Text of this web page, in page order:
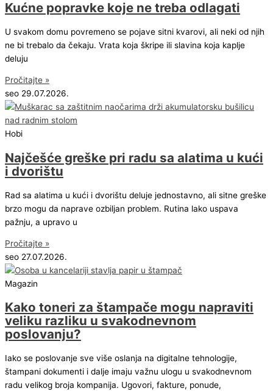
Kućne popravke koje ne treba odlagati
U svakom domu povremeno se pojave sitni kvarovi, ali neki od njih
ne bi trebalo da čekaju. Vrata koja škripe ili slavina koja kaplje
deluju
Pročitajte »
seo 29.07.2026.
Hobi
Najčešće greške pri radu sa alatima u kući
i dvorištu
Rad sa alatima u kući i dvorištu deluje jednostavno, ali sitne greške
brzo mogu da naprave ozbiljan problem. Rutina lako uspava
pažnju, a upravo u
Pročitajte »
seo 27.07.2026.
Magazin
Kako toneri za štampače mogu napraviti
veliku razliku u svakodnevnom
poslovanju?
Iako se poslovanje sve više oslanja na digitalne tehnologije,
štampani dokumenti i dalje imaju važnu ulogu u svakodnevnom
radu velikog broja kompanija. Ugovori, fakture, ponude,